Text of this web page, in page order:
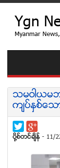
Ygn
Myanmar
သမဝါယမဘ
က်ပ္ႏွစ္ေသ
ပုိ႔စ္တင္ခ်ိန္ - 11/